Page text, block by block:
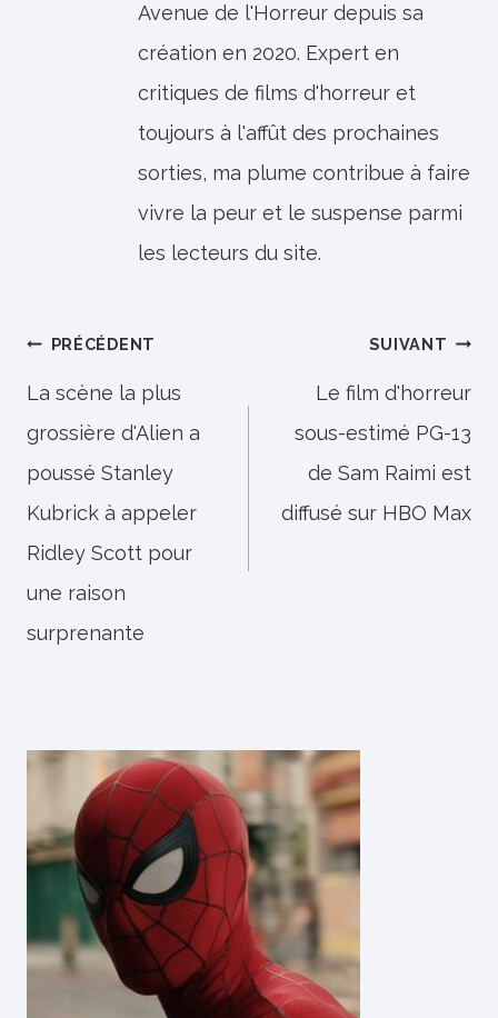
Avenue de l'Horreur depuis sa
création en 2020. Expert en
critiques de films d'horreur et
toujours à l'affût des prochaines
sorties, ma plume contribue à faire
vivre la peur et le suspense parmi
les lecteurs du site.
Navigation
de
l’article
PRÉCÉDENT
La scène la plus
grossière d'Alien a
poussé Stanley
Kubrick à appeler
Ridley Scott pour
une raison
surprenante
SUIVANT
Le film d'horreur
sous-estimé PG-13
de Sam Raimi est
diffusé sur HBO Max